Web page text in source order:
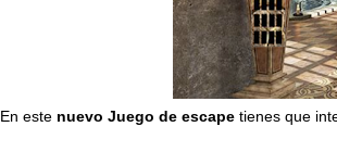
En este nuevo Juego de escape tienes que